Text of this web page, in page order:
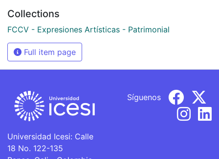
Collections
FCCV - Expresiones Artísticas - Patrimonial
Full item page
Universidad Icesi: Calle
18 No. 122-135
Síguenos